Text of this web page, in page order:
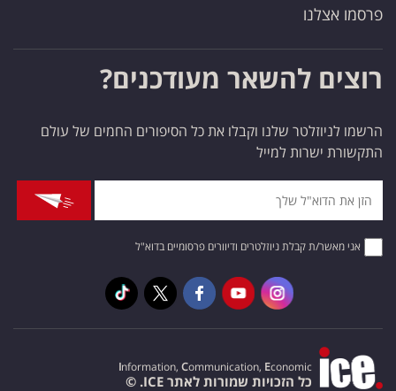
פרסמו אצלנו
רוצים להשאר מעודכנים?
הרשמו לניוזלטר שלנו וקבלו את כל הסיפורים החמים של עולם
התקשורת ישרות למייל
אני מאשר/ת קבלת ניוזלטרים ודיוורים פרסומיים בדוא"ל
Information, Communication, Economic
כל הזכויות שמורות לאתר ICE. ©